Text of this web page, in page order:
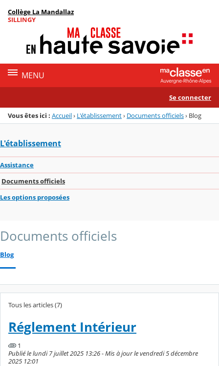
Menu de la rubrique
Contenu
Collège La Mandallaz
SILLINGY
MENU
Se connecter
Vous êtes ici : Accueil› L'établissement› Documents officiels› Blog
L'établissement
Assistance
Documents officiels
Les options proposées
Documents officiels
Blog
Tous les articles (7)
Réglement Intérieur
1
Publié le lundi 7 juillet 2025 13:26 - Mis à jour le vendredi 5 décembre
2025 12:01